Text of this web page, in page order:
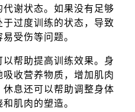
谢状态。如果没有足够
过度训练的状态，导致
受伤等问题。
帮助提高训练效果。身
收营养物质，增加肌肉
息还可以帮助调整身体
肌肉的塑造。